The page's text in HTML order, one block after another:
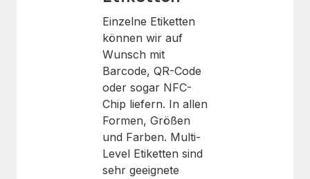
Einzelne Etiketten
können wir auf
Wunsch mit
Barcode, QR-Code
oder sogar NFC-
Chip liefern. In allen
Formen, Größen
und Farben. Multi-
Level Etiketten sind
sehr geeignete